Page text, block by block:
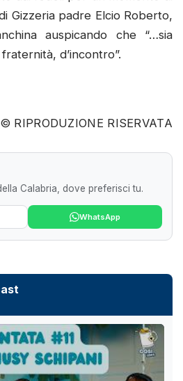
Gizzeria padre Elcio Roberto,
auspicando che “…sia
d’incontro”.
© RIPRODUZIONE RISERVATA
Calabria, dove preferisci tu.
WhatsApp